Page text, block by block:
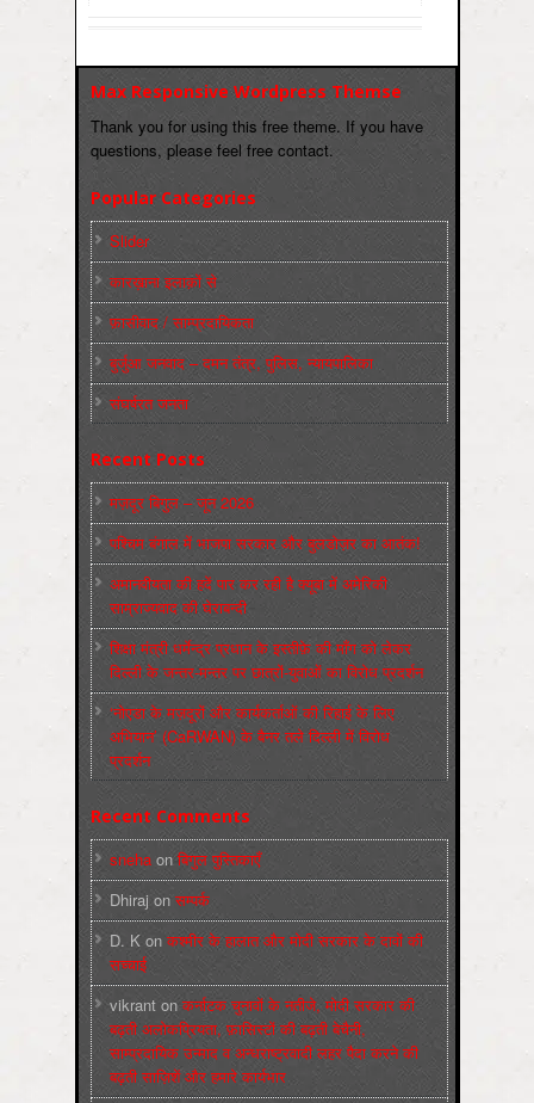
Max Responsive Wordpress Themse
Thank you for using this free theme. If you have
questions, please feel free contact.
Popular Categories
Slider
कारख़ाना इलाक़ों से
फ़ासीवाद / साम्‍प्रदायिकता
बुर्जुआ जनवाद – दमन तंत्र, पुलिस, न्‍यायपालिका
संघर्षरत जनता
Recent Posts
मज़दूर बिगुल – जून 2026
पश्चिम बंगाल में भाजपा सरकार और बुलडोज़र का आतंक!
अमानवीयता की हदें पार कर रही है क्यूबा में अमेरिकी
साम्राज्यवाद की घेराबन्दी
शिक्षा मंत्री धर्मेन्द्र प्रधान के इस्तीफ़े की माँग को लेकर
दिल्ली के जन्तर-मन्तर पर छात्रों-युवाओं का विरोध प्रदर्शन
‘नोएडा के मज़दूरों और कार्यकर्ताओं की रिहाई के लिए
अभियान’ (CaRWAN) के बैनर तले दिल्ली में विरोध
प्रदर्शन
Recent Comments
sneha on बिगुल पुस्तिकाएँ
Dhiraj on सम्पर्क
D. K on कश्मीर के हालात और मोदी सरकार के दावों की
सच्चाई
vikrant onकर्नाटक चुनावों के नतीजे, मोदी सरकार की
बढ़ती अलोकप्रियता, फ़ासिस्टों की बढ़ती बेचैनी,
साम्प्रदायिक उन्माद व अन्धराष्ट्रवादी लहर पैदा करने की
बढ़ती साज़िशें और हमारे कार्यभार